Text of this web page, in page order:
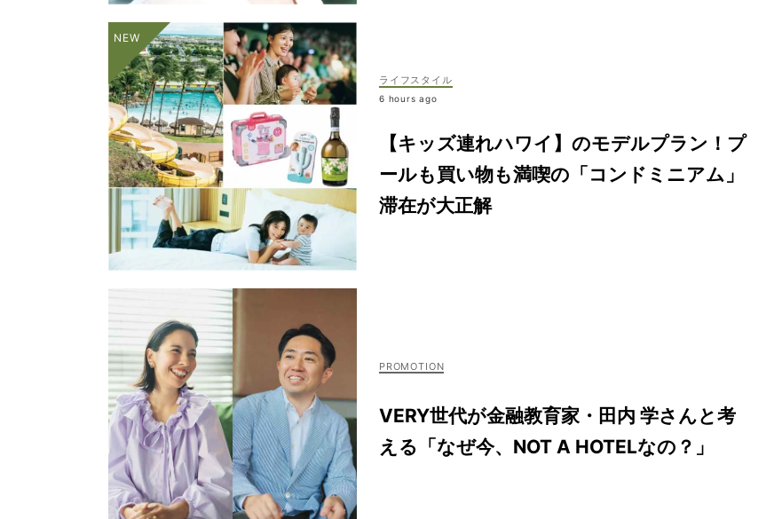
ライフスタイル
6 hours ago
【キッズ連れハワイ】のモデルプラン！プ
ールも買い物も満喫の「コンドミニアム」
滞在が大正解
VERY世代が金融教育家・田内 学さんと考
える「なぜ今、NOT A HOTELなの？」